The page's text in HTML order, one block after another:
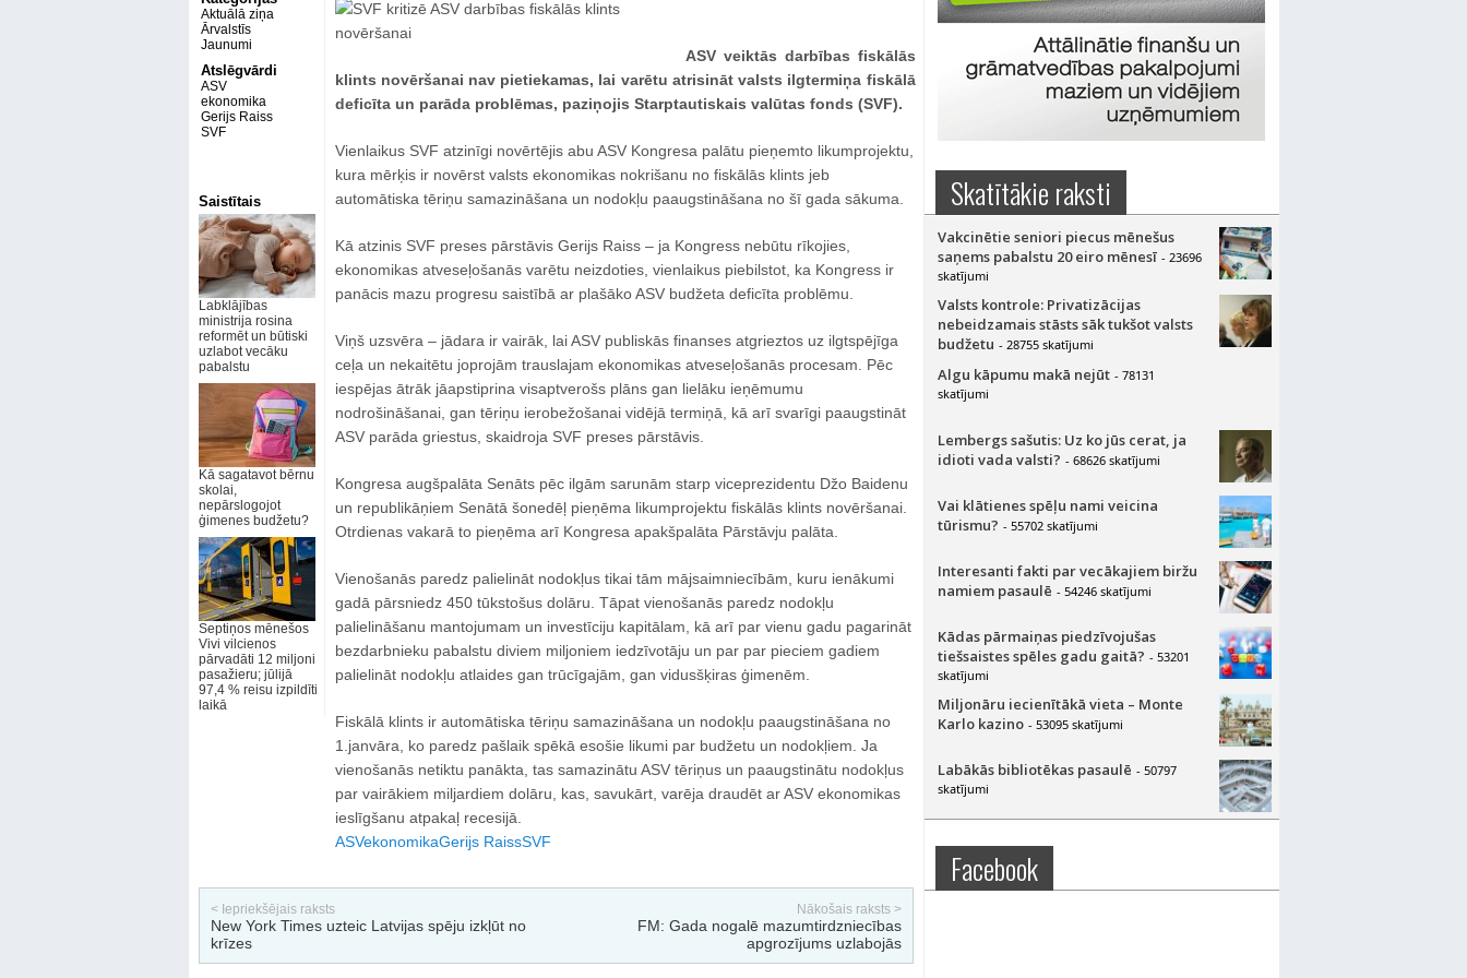
Aktuālā ziņa
Ārvalstīs
Jaunumi
Atslēgvārdi
ASV
ekonomika
Gerijs Raiss
SVF
Saistītais
Labklājības
ministrija rosina
reformēt un būtiski
uzlabot vecāku
pabalstu
Kā sagatavot bērnu
skolai,
nepārslogojot
ģimenes budžetu?
Septiņos mēnešos
Vivi vilcienos
pārvadāti 12 miljoni
pasažieru; jūlijā
97,4 % reisu izpildīti
laikā
ASV veiktās darbības fiskālās
klints novēršanai nav pietiekamas, lai varētu atrisināt valsts ilgtermiņa fiskālā
deficīta un parāda problēmas, paziņojis Starptautiskais valūtas fonds (SVF).
Vienlaikus SVF atzinīgi novērtējis abu ASV Kongresa palātu pieņemto likumprojektu,
kura mērķis ir novērst valsts ekonomikas nokrišanu no fiskālās klints jeb
automātiska tēriņu samazināšana un nodokļu paaugstināšana no šī gada sākuma.
Kā atzinis SVF preses pārstāvis Gerijs Raiss – ja Kongress nebūtu rīkojies,
ekonomikas atveseļošanās varētu neizdoties, vienlaikus piebilstot, ka Kongress ir
panācis mazu progresu saistībā ar plašāko ASV budžeta deficīta problēmu.
Viņš uzsvēra – jādara ir vairāk, lai ASV publiskās finanses atgrieztos uz ilgtspējīga
ceļa un nekaitētu joprojām trauslajam ekonomikas atveseļošanās procesam. Pēc
iespējas ātrāk jāapstiprina visaptverošs plāns gan lielāku ieņēmumu
nodrošināšanai, gan tēriņu ierobežošanai vidējā termiņā, kā arī svarīgi paaugstināt
ASV parāda griestus, skaidroja SVF preses pārstāvis.
Kongresa augšpalāta Senāts pēc ilgām sarunām starp viceprezidentu Džo Baidenu
un republikāņiem Senātā šonedēļ pieņēma likumprojektu fiskālās klints novēršanai.
Otrdienas vakarā to pieņēma arī Kongresa apakšpalāta Pārstāvju palāta.
Vienošanās paredz palielināt nodokļus tikai tām mājsaimniecībām, kuru ienākumi
gadā pārsniedz 450 tūkstošus dolāru. Tāpat vienošanās paredz nodokļu
palielināšanu mantojumam un investīciju kapitālam, kā arī par vienu gadu pagarināt
bezdarbnieku pabalstu diviem miljoniem iedzīvotāju un par par pieciem gadiem
palielināt nodokļu atlaides gan trūcīgajām, gan vidusšķiras ģimenēm.
Fiskālā klints ir automātiska tēriņu samazināšana un nodokļu paaugstināšana no
1.janvāra, ko paredz pašlaik spēkā esošie likumi par budžetu un nodokļiem. Ja
vienošanās netiktu panākta, tas samazinātu ASV tēriņus un paaugstinātu nodokļus
par vairākiem miljardiem dolāru, kas, savukārt, varēja draudēt ar ASV ekonomikas
ieslīgšanu atpakaļ recesijā.
ASVekonomikaGerijs RaissSVF
< Iepriekšējais raksts
New York Times uzteic Latvijas spēju izkļūt no
krīzes
Nākošais raksts >
FM: Gada nogalē mazumtirdzniecības
apgrozījums uzlabojās
Skatītākie raksti
Vakcinētie seniori piecus mēnešus
saņems pabalstu 20 eiro mēnesī - 23696
skatījumi
Valsts kontrole: Privatizācijas
nebeidzamais stāsts sāk tukšot valsts
budžetu - 28755 skatījumi
Algu kāpumu makā nejūt - 78131
skatījumi
Lembergs sašutis: Uz ko jūs cerat, ja
idioti vada valsti? - 68626 skatījumi
Vai klātienes spēļu nami veicina
tūrismu? - 55702 skatījumi
Interesanti fakti par vecākajiem biržu
namiem pasaulē - 54246 skatījumi
Kādas pārmaiņas piedzīvojušas
tiešsaistes spēles gadu gaitā? - 53201
skatījumi
Miljonāru iecienītākā vieta – Monte
Karlo kazino - 53095 skatījumi
Labākās bibliotēkas pasaulē - 50797
skatījumi
Facebook